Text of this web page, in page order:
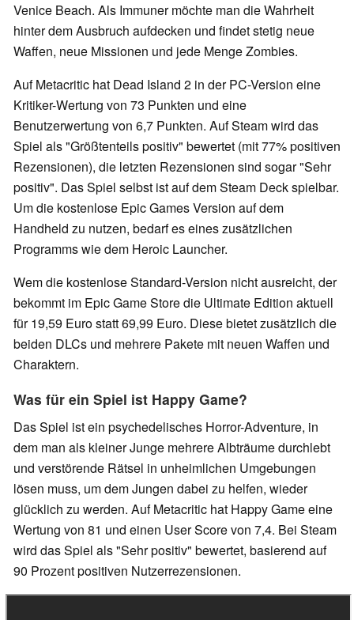
Venice Beach. Als Immuner möchte man die Wahrheit
hinter dem Ausbruch aufdecken und findet stetig neue
Waffen, neue Missionen und jede Menge Zombies.
Auf Metacritic hat Dead Island 2 in der PC-Version eine
Kritiker-Wertung von 73 Punkten und eine
Benutzerwertung von 6,7 Punkten. Auf Steam wird das
Spiel als "Größtenteils positiv" bewertet (mit 77% positiven
Rezensionen), die letzten Rezensionen sind sogar "Sehr
positiv". Das Spiel selbst ist auf dem Steam Deck spielbar.
Um die kostenlose Epic Games Version auf dem
Handheld zu nutzen, bedarf es eines zusätzlichen
Programms wie dem Heroic Launcher.
Wem die kostenlose Standard-Version nicht ausreicht, der
bekommt im Epic Game Store die Ultimate Edition aktuell
für 19,59 Euro statt 69,99 Euro. Diese bietet zusätzlich die
beiden DLCs und mehrere Pakete mit neuen Waffen und
Charaktern.
Was für ein Spiel ist Happy Game?
Das Spiel ist ein psychedelisches Horror-Adventure, in
dem man als kleiner Junge mehrere Albträume durchlebt
und verstörende Rätsel in unheimlichen Umgebungen
lösen muss, um dem Jungen dabei zu helfen, wieder
glücklich zu werden. Auf Metacritic hat Happy Game eine
Wertung von 81 und einen User Score von 7,4. Bei Steam
wird das Spiel als "Sehr positiv" bewertet, basierend auf
90 Prozent positiven Nutzerrezensionen.